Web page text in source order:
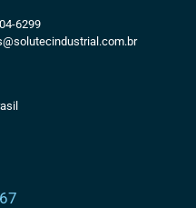
6299